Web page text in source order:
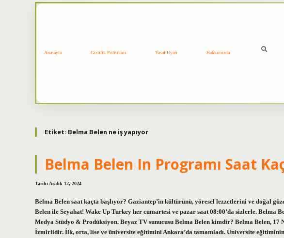
Anasayfa Gizlilik Politikası Yasal Uyarı Hakkımızda
Etiket: Belma Belen ne iş yapıyor
Belma Belen In Programı Saat
Tarih: Aralık 12, 2024
Belma Belen saat kaçta başlıyor? Gaziantep’in kültürünü, yöresel lezzetlerini ve doğal
Belen ile Seyahat! Wake Up Turkey her cumartesi ve pazar saat 08:00’da sizlerle. Belma
Medya Stüdyo & Prodüksiyon. Beyaz TV sunucusu Belma Belen kimdir? Belma Belen, 17
İzmirlidir. İlk, orta, lise ve üniversite eğitimini Ankara’da tamamladı. Üniversite